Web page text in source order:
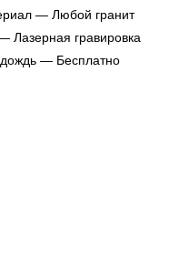
— Любой гранит
Лазерная гравировка
— Бесплатно